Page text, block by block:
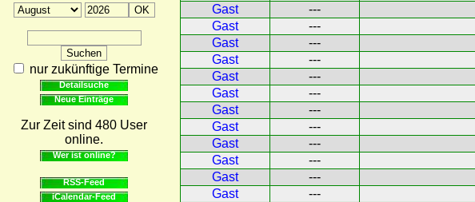
nur zukünftige Termine
Detailsuche
Neue Einträge
Zur Zeit sind 480 User
online.
Wer ist online?
RSS-Feed
iCalendar-Feed
Gast
---
Gast
---
Gast
---
Gast
---
Gast
---
Gast
---
Gast
---
Gast
---
Gast
---
Gast
---
Gast
---
Gast
---